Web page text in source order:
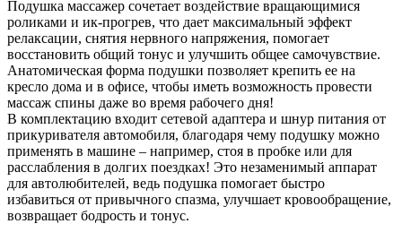
Подушка массажер сочетает воздействие вращающимися
роликами и ик-прогрев, что дает максимальный эффект
релаксации, снятия нервного напряжения, помогает
восстановить общий тонус и улучшить общее самочувствие.
Анатомическая форма подушки позволяет крепить ее на
кресло дома и в офисе, чтобы иметь возможность провести
массаж спины даже во время рабочего дня!
В комплектацию входит сетевой адаптера и шнур питания от
прикуривателя автомобиля, благодаря чему подушку можно
применять в машине – например, стоя в пробке или для
расслабления в долгих поездках! Это незаменимый аппарат
для автолюбителей, ведь подушка помогает быстро
избавиться от привычного спазма, улучшает кровообращение,
возвращает бодрость и тонус.